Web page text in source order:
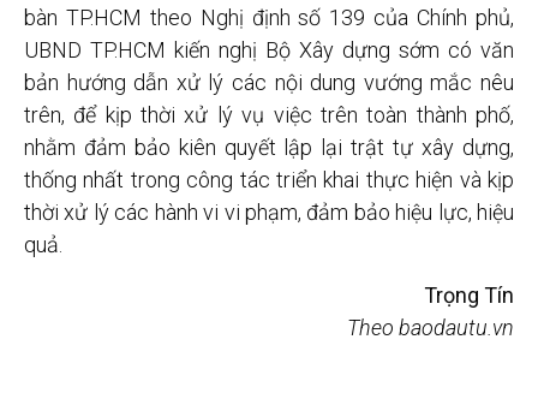
bàn TP.HCM theo Nghị định số 139 của Chính phủ,
UBND TP.HCM kiến nghị Bộ Xây dựng sớm có văn
bản hướng dẫn xử lý các nội dung vướng mắc nêu
trên, để kịp thời xử lý vụ việc trên toàn thành phố,
nhằm đảm bảo kiên quyết lập lại trật tự xây dựng,
thống nhất trong công tác triển khai thực hiện và kịp
thời xử lý các hành vi vi phạm, đảm bảo hiệu lực, hiệu
quả.
Trọng Tín
Theo baodautu.vn